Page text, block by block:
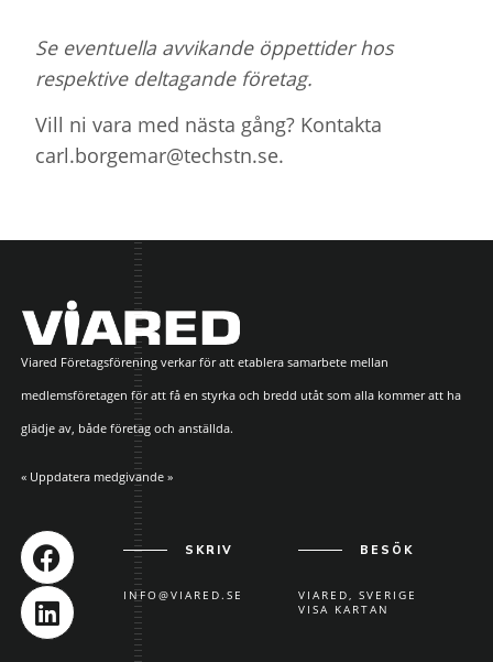
Se eventuella avvikande öppettider hos
respektive deltagande företag.
Vill ni vara med nästa gång? Kontakta
carl.borgemar@techstn.se.
Viared Företagsförening verkar för att etablera samarbete mellan
medlemsföretagen för att få en styrka och bredd utåt som alla kommer att ha
glädje av, både företag och anställda.
« Uppdatera medgivande »
SKRIV
INFO@VIARED.SE
BESÖK
VIARED, SVERIGE
VISA KARTAN